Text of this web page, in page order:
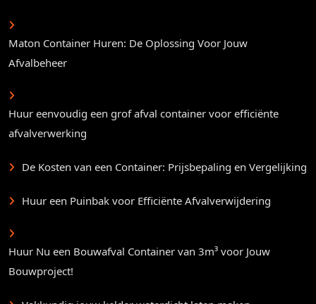
Maton Container Huren: De Oplossing Voor Jouw
Afvalbeheer
Huur eenvoudig een grof afval container voor efficiënte
afvalverwerking
De Kosten van een Container: Prijsbepaling en Vergelijking
Huur een Puinbak voor Efficiënte Afvalverwijdering
Huur Nu een Bouwafval Container van 3m³ voor Jouw
Bouwproject!